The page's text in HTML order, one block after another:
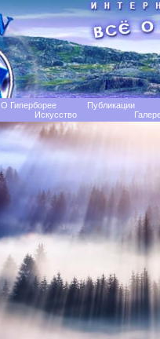
О Гиперборее
Публикации
Искусство